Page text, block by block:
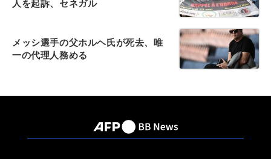
人を起訴、セネガル
メッシ選手の父ホルヘ氏が死去、唯
一の代理人務める